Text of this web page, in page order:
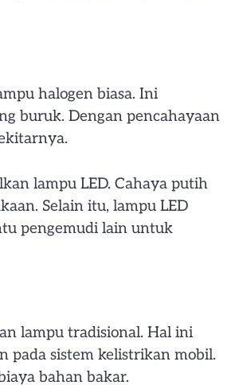
halogen biasa. Ini
buruk. Dengan pencahayaan
lampu LED. Cahaya putih
Selain itu, lampu LED
pengemudi lain untuk
lampu tradisional. Hal ini
pada sistem kelistrikan mobil.
bahan bakar.